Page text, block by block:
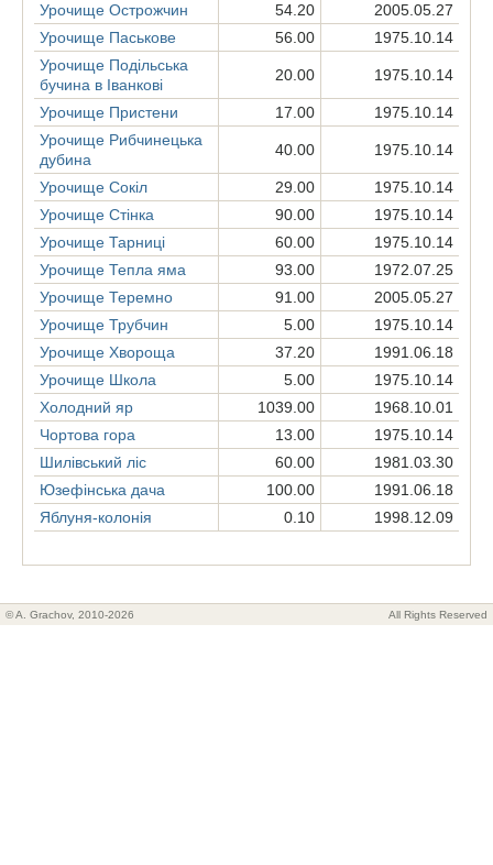
Урочище Острожчин
54.20
2005.05.27
Урочище Паськове
56.00
1975.10.14
Урочище Подільська
бучина в Іванкові
20.00 1975.10.14
Урочище Пристени 17.00
1975.10.14
Урочище Рибчинецька
дубина
40.00 1975.10.14
Урочище Сокіл 29.00
1975.10.14
Урочище Стінка
90.00
1975.10.14
Урочище Тарниці
60.00
1975.10.14
Урочище Тепла яма
93.00
1972.07.25
Урочище Теремно
91.00
2005.05.27
Урочище Трубчин
5.00
1975.10.14
Урочище Хвороща
37.20
1991.06.18
Урочище Школа
5.00
1975.10.14
Холодний яр
1039.00
1968.10.01
Чортова гора
13.00
1975.10.14
Шилівський ліс
60.00
1981.03.30
Юзефінська дача
100.00
1991.06.18
Яблуня-колонія
0.10 1998.12.09
© A. Grachov, 2010-2026 All Rights Reserved